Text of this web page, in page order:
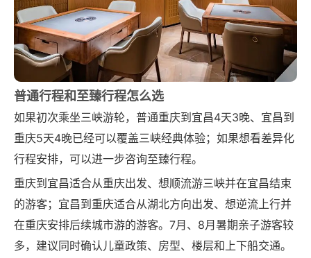
普通行程和至臻行程怎么选
如果初次乘坐三峡游轮，普通重庆到宜昌4天3晚、宜昌到
重庆5天4晚已经可以覆盖三峡经典体验；如果想看差异化
行程安排，可以进一步咨询至臻行程。
重庆到宜昌适合从重庆出发、想顺流游三峡并在宜昌结束
的游客；宜昌到重庆适合从湖北方向出发、想逆流上行并
在重庆安排后续城市游的游客。7月、8月暑期亲子游客较
多，建议同时确认儿童政策、房型、楼层和上下船交通。